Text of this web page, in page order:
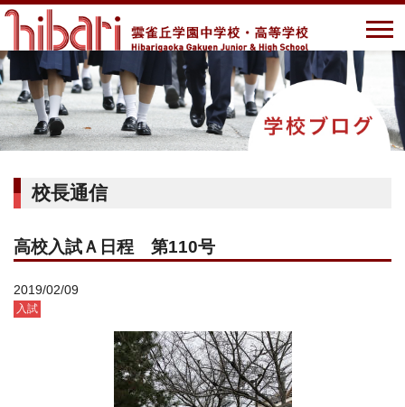
校長通信
高校入試Ａ日程 第110号
2019/02/09
入試